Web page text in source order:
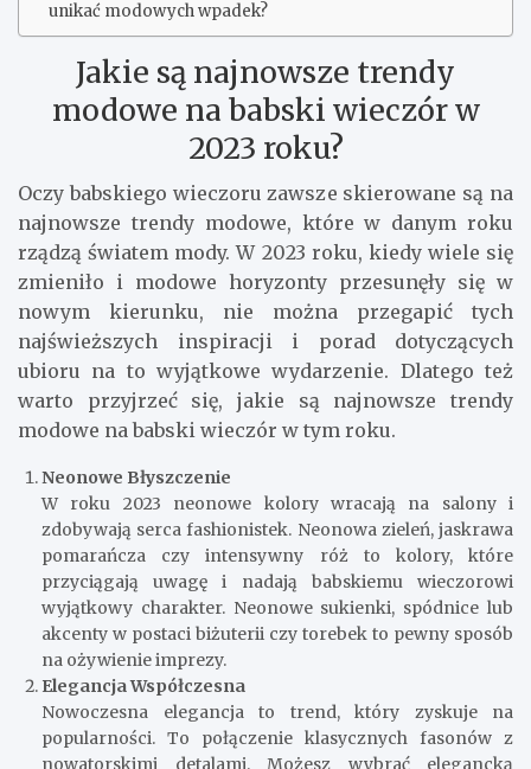
unikać modowych wpadek?
Jakie są najnowsze trendy
modowe na babski wieczór w
2023 roku?
Oczy babskiego wieczoru zawsze skierowane są na
najnowsze trendy modowe, które w danym roku
rządzą światem mody. W 2023 roku, kiedy wiele się
zmieniło i modowe horyzonty przesunęły się w
nowym kierunku, nie można przegapić tych
najświeższych inspiracji i porad dotyczących
ubioru na to wyjątkowe wydarzenie. Dlatego też
warto przyjrzeć się, jakie są najnowsze trendy
modowe na babski wieczór w tym roku.
Neonowe Błyszczenie
W roku 2023 neonowe kolory wracają na salony i
zdobywają serca fashionistek. Neonowa zieleń, jaskrawa
pomarańcza czy intensywny róż to kolory, które
przyciągają uwagę i nadają babskiemu wieczorowi
wyjątkowy charakter. Neonowe sukienki, spódnice lub
akcenty w postaci biżuterii czy torebek to pewny sposób
na ożywienie imprezy.
Elegancja Współczesna
Nowoczesna elegancja to trend, który zyskuje na
popularności. To połączenie klasycznych fasonów z